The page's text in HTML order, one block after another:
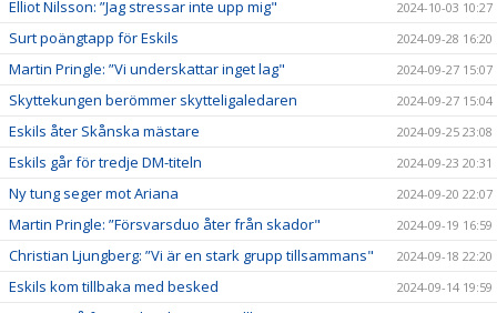
Elliot Nilsson: ”Jag stressar inte upp mig" 2024-10-03 10:27
Surt poängtapp för Eskils 2024-09-28 16:20
Martin Pringle: ”Vi underskattar inget lag" 2024-09-27 15:07
Skyttekungen berömmer skytteligaledaren 2024-09-27 15:04
Eskils åter Skånska mästare 2024-09-25 23:08
Eskils går för tredje DM-titeln 2024-09-23 20:31
Ny tung seger mot Ariana 2024-09-20 22:07
Martin Pringle: ”Försvarsduo åter från skador" 2024-09-19 16:59
Christian Ljungberg: ”Vi är en stark grupp tillsammans" 2024-09-18 22:20
Eskils kom tillbaka med besked 2024-09-14 19:59